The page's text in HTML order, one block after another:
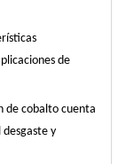
de
de cobalto cuenta
y